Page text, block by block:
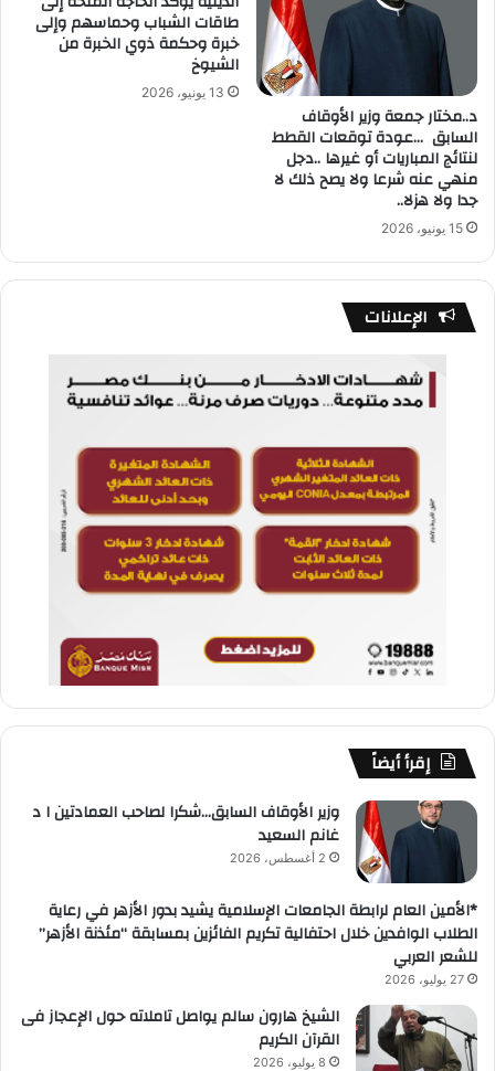
د..مختار جمعة وزير الأوقاف
السابق …عودة توقعات القطط
لنتائج المباريات أو غيرها ..دجل
منهي عنه شرعا ولا يصح ذلك لا
جدا ولا هزلا..
15 يونيو، 2026
طاقات الشباب وحماسهم وإلى
خبرة وحكمة ذوي الخبرة من
الشيوخ
13 يونيو، 2026
الإعلانات
إقرأ أيضاً
وزير الأوقاف السابق…شكرا لصاحب العمادتين ا د
غانم السعيد
2 أغسطس، 2026
*الأمين العام لرابطة الجامعات الإسلامية يشيد بدور الأزهر في رعاية
الطلاب الوافدين خلال احتفالية تكريم الفائزين بمسابقة “مئذنة الأزهر”
للشعر العربي
27 يوليو، 2026
الشيخ هارون سالم يواصل تاملاته حول الإعجاز فى
القرآن الكريم
8 يوليو، 2026